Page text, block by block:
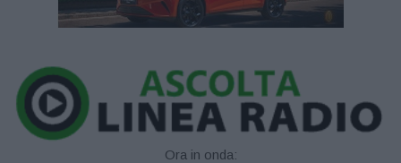
Ora in onda: